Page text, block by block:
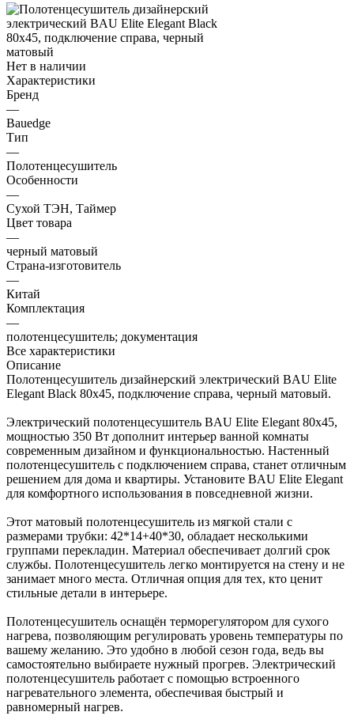
Нет в наличии
Характеристики
Бренд
—
Bauedge
Тип
—
Полотенцесушитель
Особенности
—
Сухой ТЭН, Таймер
Цвет товара
—
черный матовый
Страна-изготовитель
—
Китай
Комплектация
—
полотенцесушитель; документация
Все характеристики
Описание
Полотенцесушитель дизайнерский электрический BAU Elite
Elegant Black 80х45, подключение справа, черный матовый.
Электрический полотенцесушитель BAU Elite Elegant 80х45,
мощностью 350 Вт дополнит интерьер ванной комнаты
современным дизайном и функциональностью. Настенный
полотенцесушитель с подключением справа, станет отличным
решением для дома и квартиры. Установите BAU Elite Elegant
для комфортного использования в повседневной жизни.
Этот матовый полотенцесушитель из мягкой стали с
размерами трубки: 42*14+40*30, обладает несколькими
группами перекладин. Материал обеспечивает долгий срок
службы. Полотенцесушитель легко монтируется на стену и не
занимает много места. Отличная опция для тех, кто ценит
стильные детали в интерьере.
Полотенцесушитель оснащён терморегулятором для сухого
нагрева, позволяющим регулировать уровень температуры по
вашему желанию. Это удобно в любой сезон года, ведь вы
самостоятельно выбираете нужный прогрев. Электрический
полотенцесушитель работает с помощью встроенного
нагревательного элемента, обеспечивая быстрый и
равномерный нагрев.